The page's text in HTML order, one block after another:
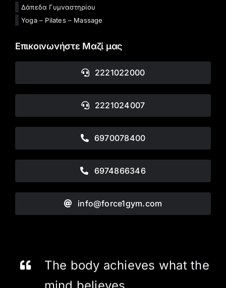
Δάπεδα Γυμναστηρίου
Yoga – Pilates – Massage
Επικοινωνήστε Μαζί μας
2221022000
2221024007
6970078400
6974866346
info@force1gym.com
The body achieves what the